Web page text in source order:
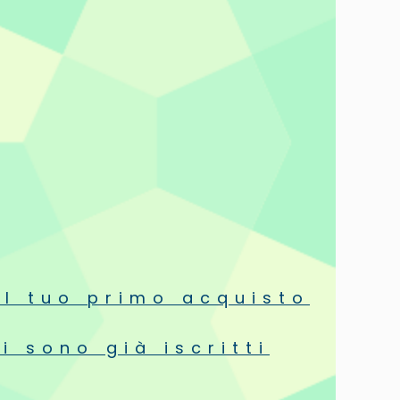
Aggiunte recenti
non è stato comunque un acquisto programmato ma
è di una ampiezza vertiginosa e offre grande nitidezza e
nel sostituire la cuffia all'emergere di un problema
Utile?
l'appetito vien mangiando, "assaggiai" le Arya e mi
una certa maggior spinta che percepivo con le
tanta. Così inoltro un nuovo ordine a Stereoplay e... Mai
in alto, più dettaglio, più aria, quindi una scena sonora più
di restituzione delle microinformazioni ambientali
tuo primo acquisto
sono già iscritti